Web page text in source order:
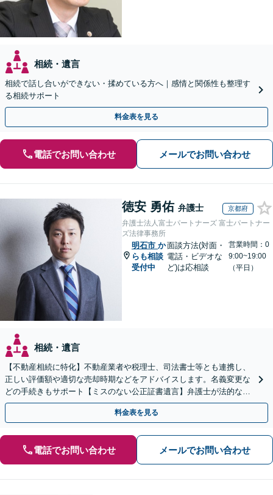
相続・遺言
相続で話し合いができない・揉めている方へ｜感情と関係性も整理す
る相続サポート
料金表を見る
電話でお問い合わせ メールでお問い合わせ
徳安 勇佑 弁護士 京都府
弁護士法人富士パートナーズ 富士パートナー
ズ法律事務所
明石市 か
らも相談
受付中
面談方法(対面・
電話・ビデオな
ど)は応相談
営業時間：0
9:00~19:00
（平日）
相続・遺言
【不動産相続に特化】不動産業者や税理士、司法書士等とも連携し、
正しい評価額や適切な売却時期などをアドバイスします。名義変更な
どの手続きもサポート【ミスのない公正証書遺言】弁護士が法的な観
点から遺言書を作成します。
料金表を見る
電話でお問い合わせ メールでお問い合わせ